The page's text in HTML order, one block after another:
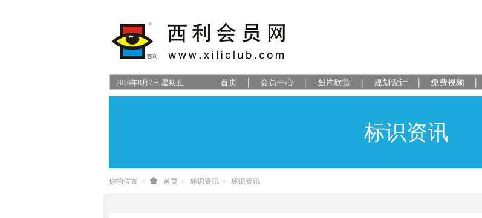
2026年8月 7 日 星期五 首页 会员中心 图片欣赏 规划设计 免费视频
标识资讯
你的位置 首页 标识资讯 标识资讯